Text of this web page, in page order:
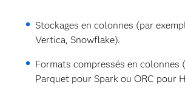
Stockages en colonnes (par
Vertica, Snowflake).
Formats compressés en colonnes
Parquet pour Spark ou ORC pour